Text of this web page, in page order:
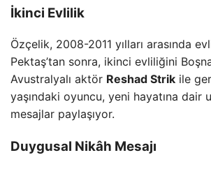
İkinci Evlilik
Özçelik, 2008-2011 yılları arasında
Pektaş’tan sonra, ikinci evliliğini
Avustralyalı aktör Reshad Strik ile
yaşındaki oyuncu, yeni hayatına dair
mesajlar paylaşıyor.
Duygusal Nikâh Mesajı